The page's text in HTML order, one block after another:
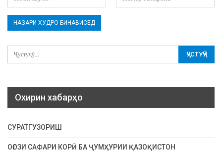
Охирин хабарҳо
СУРАТГУЗОРИШ
ОҒОЗИ САФАРИ КОРӢ БА ҶУМҲУРИИ ҚАЗОҚИСТОН